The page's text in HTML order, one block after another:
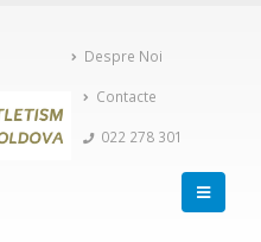
Despre Noi
Contacte
022 278 301